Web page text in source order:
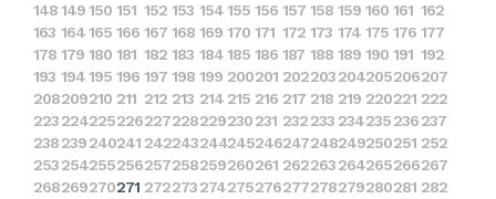
148149150 151 152 153 154155 156 157 158 159 160 161 162
163 164165 166 167 168 169 170 171 172 173 174 175 176 177
178 179 180 181 182 183 184185 186 187 188 189 190 191 192
193 194195 196 197 198 199 200201 202203204205206207
208209210 211 212 213 214 215 216 217 218 219 220221 222
223224225226227228229230231 232233 234235236237
238239240241 242243244245246247248249250251 252
253254255256257258259260261 262263264265266267
268269270271 272273274275276277278279280281 282